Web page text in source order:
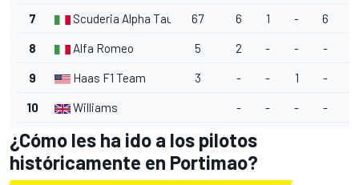
7 Scuderia Alpha Tauri 67 6 1 - 6
8 Alfa Romeo 5 2 - - -
9 Haas F1 Team 3 - - 1 -
10 Williams - - - -
¿Cómo les ha ido a los pilotos
históricamente en Portimao?